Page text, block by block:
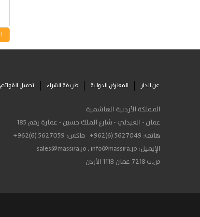
عن الدار المعارض الدولية طريقة الشراء تحميل القوائم
المملكة الأردنية الهاشمية
عمان - العبدلي - شارع الملك حسين - عمارة رقم 185
هاتف: +962(6) 5627049 فاكس: +962(6) 5627059
الإيميل:
sales@massira.jo,info@massira.jo
ص.ب 7218 عمان 1118 الأردن